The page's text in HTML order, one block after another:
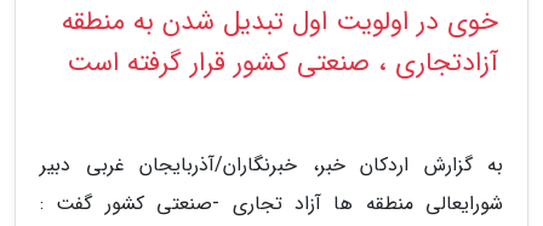
خوی در اولویت اول تبدیل شدن به منطقه
آزادتجاری ، صنعتی کشور قرار گرفته است
به گزارش اردکان خبر، خبرنگاران/آذربایجان غربی دبیر
شورایعالی منطقه ها آزاد تجاری -صنعتی کشور گفت :